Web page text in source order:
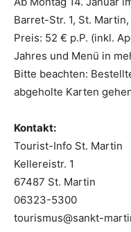
Barret-Str. 1, St.
Preis: 52 € p.P. (inkl.
Jahres und Menü in
Bitte beachten:
abgeholte Karten
Kontakt:
Tourist-Info St. Martin
Kellereistr. 1
67487 St. Martin
06323-5300
tourismus@sankt-